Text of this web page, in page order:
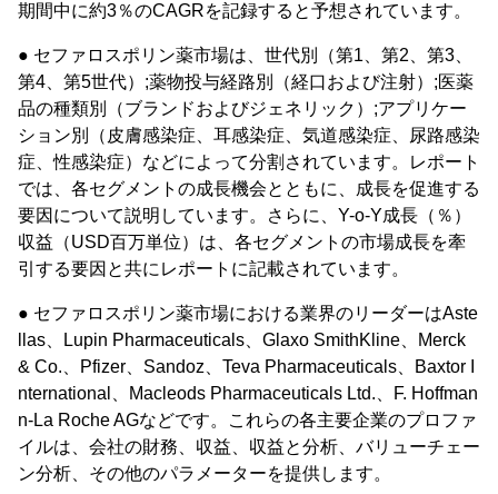
期間中に約3％のCAGRを記録すると予想されています。
● セファロスポリン薬市場は、世代別（第1、第2、第3、
第4、第5世代）;薬物投与経路別（経口および注射）;医薬
品の種類別（ブランドおよびジェネリック）;アプリケー
ション別（皮膚感染症、耳感染症、気道感染症、尿路感染
症、性感染症）などによって分割されています。レポート
では、各セグメントの成長機会とともに、成長を促進する
要因について説明しています。さらに、Y-o-Y成長（％）
収益（USD百万単位）は、各セグメントの市場成長を牽
引する要因と共にレポートに記載されています。
● セファロスポリン薬市場における業界のリーダーはAste
llas、Lupin Pharmaceuticals、Glaxo SmithKline、Merck
& Co.、Pfizer、Sandoz、Teva Pharmaceuticals、Baxtor I
nternational、Macleods Pharmaceuticals Ltd.、F. Hoffman
n-La Roche AGなどです。これらの各主要企業のプロファ
イルは、会社の財務、収益、収益と分析、バリューチェー
ン分析、その他のパラメーターを提供します。